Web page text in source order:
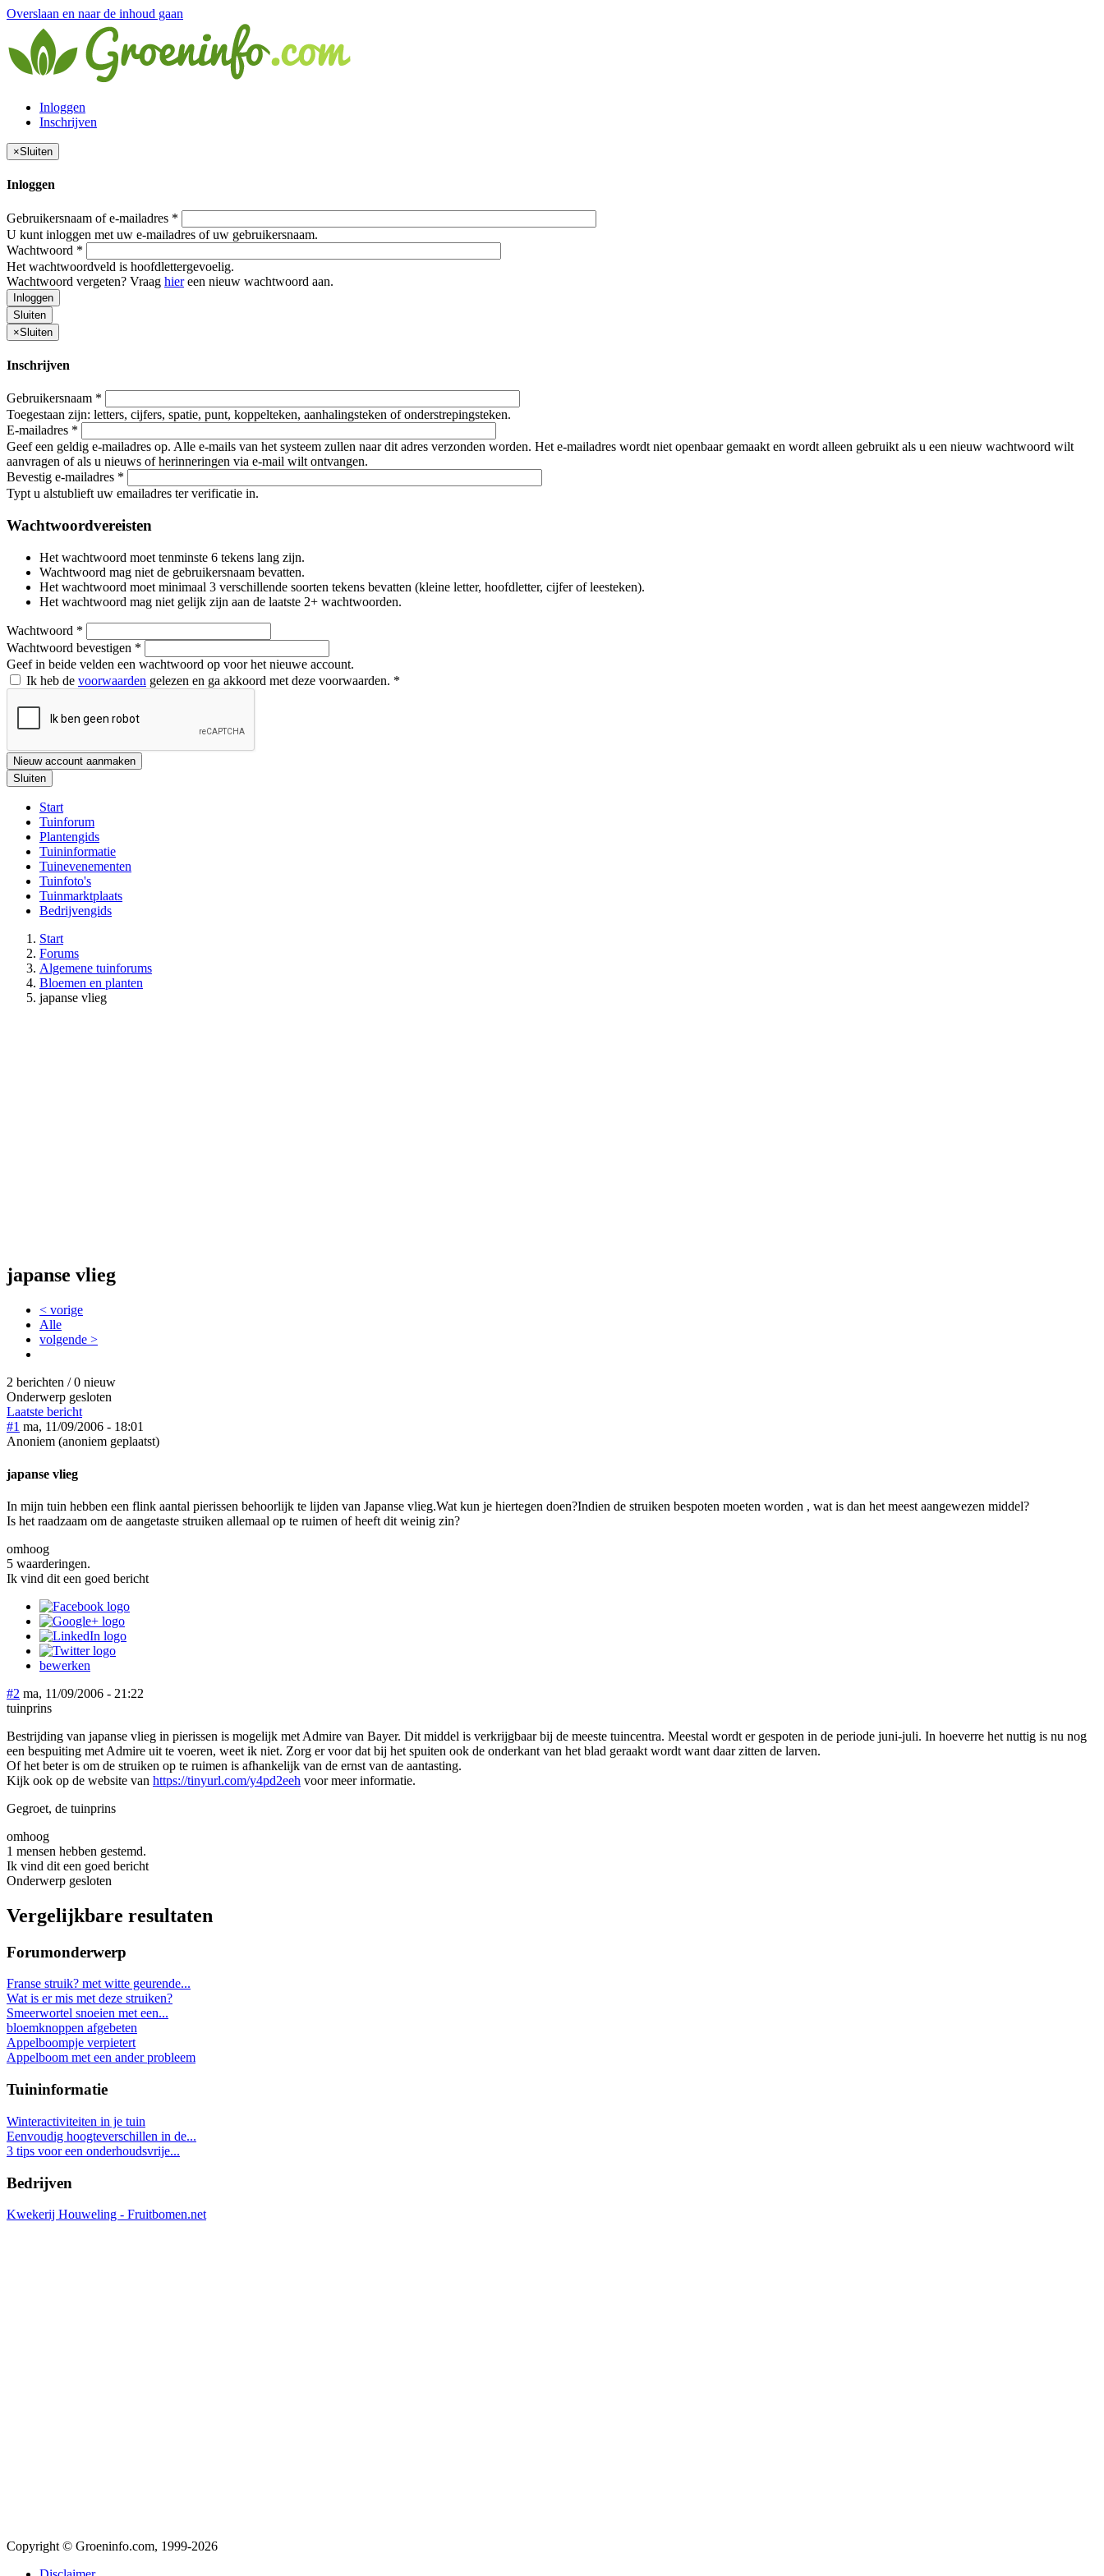
Overslaan en naar de inhoud gaan
Inloggen
Inschrijven
×Sluiten
Inloggen
Gebruikersnaam of e-mailadres *
U kunt inloggen met uw e-mailadres of uw gebruikersnaam.
Wachtwoord *
Het wachtwoordveld is hoofdlettergevoelig.
Wachtwoord vergeten? Vraag hiereen nieuw wachtwoord aan.
Inloggen
Sluiten
×Sluiten
Inschrijven
Gebruikersnaam *
Toegestaan zijn: letters, cijfers, spatie, punt, koppelteken, aanhalingsteken of onderstrepingsteken.
E-mailadres *
Geef een geldig e-mailadres op. Alle e-mails van het systeem zullen naar dit adres verzonden worden. Het e-mailadres wordt niet openbaar gemaakt en wordt alleen gebruikt als u een nieuw wachtwoord wilt
aanvragen of als u nieuws of herinneringen via e-mail wilt ontvangen.
Bevestig e-mailadres *
Typt u alstublieft uw emailadres ter verificatie in.
Wachtwoordvereisten
Het wachtwoord moet tenminste 6 tekens lang zijn.
Wachtwoord mag niet de gebruikersnaam bevatten.
Het wachtwoord moet minimaal 3 verschillende soorten tekens bevatten (kleine letter, hoofdletter, cijfer of leesteken).
Het wachtwoord mag niet gelijk zijn aan de laatste 2+ wachtwoorden.
Wachtwoord *
Wachtwoord bevestigen *
Geef in beide velden een wachtwoord op voor het nieuwe account.
Ik heb de voorwaarden gelezen en ga akkoord met deze voorwaarden. *
Nieuw account aanmaken
Sluiten
Start
Tuinforum
Plantengids
Tuininformatie
Tuinevenementen
Tuinfoto's
Tuinmarktplaats
Bedrijvengids
Start
Forums
Algemene tuinforums
Bloemen en planten
japanse vlieg
japanse vlieg
< vorige
Alle
volgende >
2 berichten / 0 nieuw
Onderwerp gesloten
Laatste bericht
#1 ma, 11/09/2006 - 18:01
Anoniem (anoniem geplaatst)
japanse vlieg
In mijn tuin hebben een flink aantal pierissen behoorlijk te lijden van Japanse vlieg.Wat kun je hiertegen doen?Indien de struiken bespoten moeten worden , wat is dan het meest aangewezen middel?
Is het raadzaam om de aangetaste struiken allemaal op te ruimen of heeft dit weinig zin?
omhoog
5 waarderingen.
Ik vind dit een goed bericht
bewerken
#2 ma, 11/09/2006 - 21:22
tuinprins
Bestrijding van japanse vlieg in pierissen is mogelijk met Admire van Bayer. Dit middel is verkrijgbaar bij de meeste tuincentra. Meestal wordt er gespoten in de periode juni-juli. In hoeverre het nuttig is nu nog
een bespuiting met Admire uit te voeren, weet ik niet. Zorg er voor dat bij het spuiten ook de onderkant van het blad geraakt wordt want daar zitten de larven.
Of het beter is om de struiken op te ruimen is afhankelijk van de ernst van de aantasting.
Kijk ook op de website van https://tinyurl.com/y4pd2eeh voor meer informatie.
Gegroet, de tuinprins
omhoog
1 mensen hebben gestemd.
Ik vind dit een goed bericht
Onderwerp gesloten
Vergelijkbare resultaten
Forumonderwerp
Franse struik? met witte geurende...
Wat is er mis met deze struiken?
Smeerwortel snoeien met een...
bloemknoppen afgebeten
Appelboompje verpietert
Appelboom met een ander probleem
Tuininformatie
Winteractiviteiten in je tuin
Eenvoudig hoogteverschillen in de...
3 tips voor een onderhoudsvrije...
Bedrijven
Kwekerij Houweling - Fruitbomen.net
Copyright © Groeninfo.com, 1999-2026